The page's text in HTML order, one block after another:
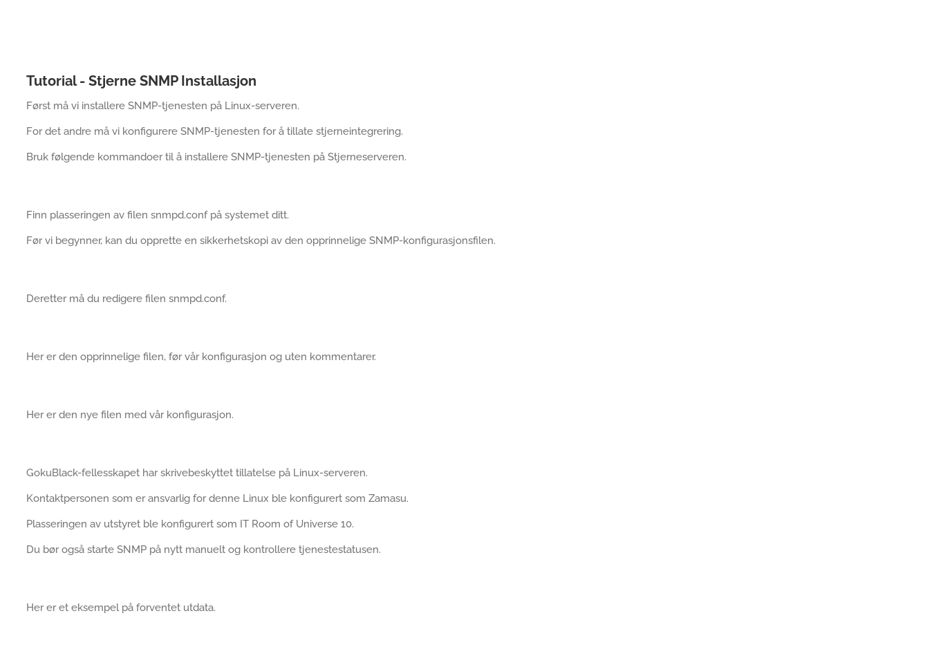
Tutorial - Stjerne SNMP Installasjon
Først må vi installere SNMP-tjenesten på Linux-serveren.
For det andre må vi konfigurere SNMP-tjenesten for å tillate stjerneintegrering.
Bruk følgende kommandoer til å installere SNMP-tjenesten på Stjerneserveren.
Finn plasseringen av filen snmpd.conf på systemet ditt.
Før vi begynner, kan du opprette en sikkerhetskopi av den opprinnelige SNMP-konfigurasjonsfilen.
Deretter må du redigere filen snmpd.conf.
Her er den opprinnelige filen, før vår konfigurasjon og uten kommentarer.
Her er den nye filen med vår konfigurasjon.
GokuBlack-fellesskapet har skrivebeskyttet tillatelse på Linux-serveren.
Kontaktpersonen som er ansvarlig for denne Linux ble konfigurert som Zamasu.
Plasseringen av utstyret ble konfigurert som IT Room of Universe 10.
Du bør også starte SNMP på nytt manuelt og kontrollere tjenestestatusen.
Her er et eksempel på forventet utdata.